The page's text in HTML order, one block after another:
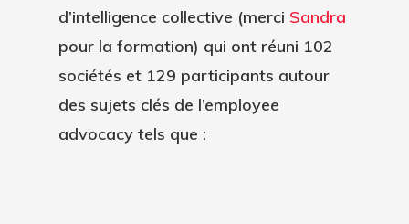
d’intelligence collective (merci Sandra
pour la formation) qui ont réuni 102
sociétés et 129 participants autour
des sujets clés de l’employee
advocacy tels que :